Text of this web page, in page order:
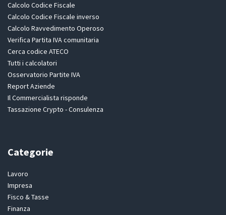
Calcolo Codice Fiscale
Calcolo Codice Fiscale inverso
Calcolo Ravvedimento Operoso
Verifica Partita IVA comunitaria
Cerca codice ATECO
Tutti i calcolatori
Osservatorio Partite IVA
Report Aziende
Il Commercialista risponde
Tassazione Crypto - Consulenza
Categorie
Lavoro
Impresa
Fisco & Tasse
Finanza